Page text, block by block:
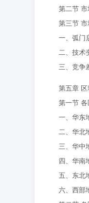
第二节
第三节
一、弧门
二、技术
三、竞争
第五章
第一节
一、华东
二、华北
三、华中
四、华南
五、东北
六、西部